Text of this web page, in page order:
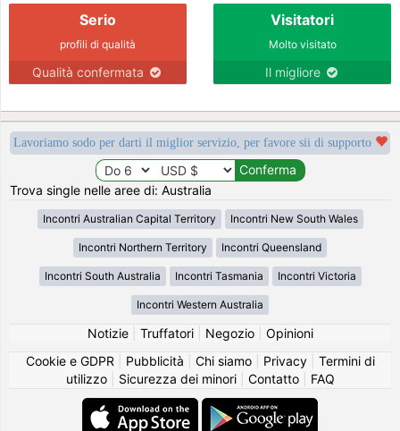
Serio
profili di qualità
Qualità confermata
Visitatori
Molto visitato
Il migliore
Lavoriamo sodo per darti il miglior servizio, per favore sii di supporto
Trova single nelle aree di: Australia
Incontri Australian Capital Territory Incontri New South Wales
Incontri Northern Territory Incontri Queensland
Incontri South Australia Incontri Tasmania Incontri Victoria
Incontri Western Australia
Notizie| Truffatori| Negozio| Opinioni
Cookie e GDPR
Pubblicità Chi siamo| Privacy| Termini di
utilizzo| Sicurezza dei minori| Contatto| FAQ